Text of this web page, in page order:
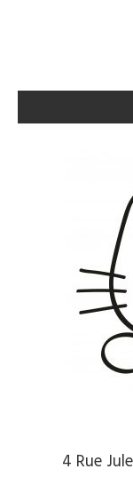
4 Rue